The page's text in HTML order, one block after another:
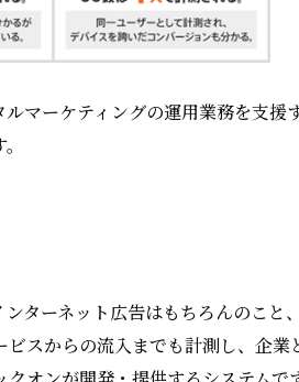
マーケティングの運用業務を支援
ターネット広告はもちろんのこと
スからの流入までも計測し、企業